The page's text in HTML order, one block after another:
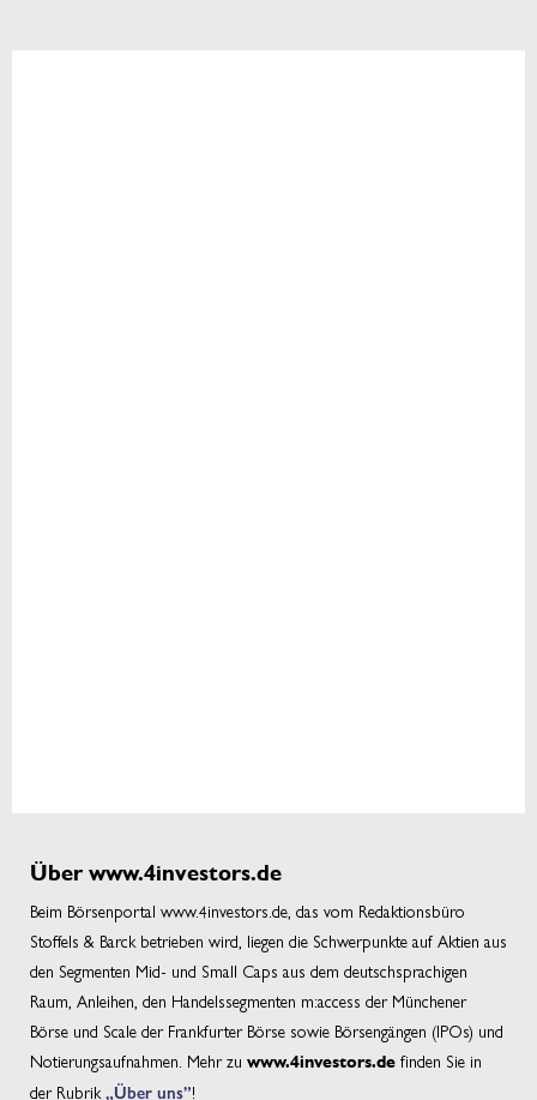
Über www.4investors.de
Beim Börsenportal www.4investors.de, das vom Redaktionsbüro
Stoffels & Barck betrieben wird, liegen die Schwerpunkte auf Aktien aus
den Segmenten Mid- und Small Caps aus dem deutschsprachigen
Raum, Anleihen, den Handelssegmenten m:access der Münchener
Börse und Scale der Frankfurter Börse sowie Börsengängen (IPOs) und
Notierungsaufnahmen. Mehr zu www.4investors.de finden Sie in
der Rubrik„Über uns”!